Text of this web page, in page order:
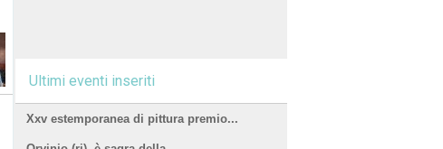
Ultimi eventi inseriti
Xxv estemporanea di pittura premio...